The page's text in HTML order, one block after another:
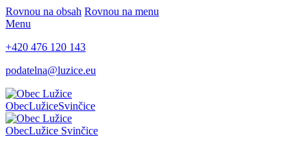
Rovnou na obsah Rovnou na menu
Menu
+420 476 120 143
podatelna@luzice.eu
ObecLužiceSvinčice
ObecLužice Svinčice